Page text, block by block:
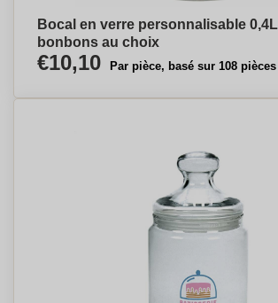
Bocal en verre personnalisable
bonbons au choix
€10,10 Par pièce, basé sur 108 pièces